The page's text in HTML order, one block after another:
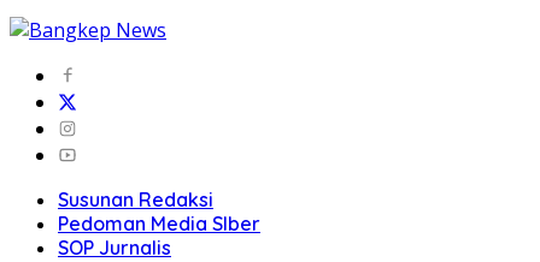
Susunan Redaksi
Pedoman Media SIber
SOP Jurnalis